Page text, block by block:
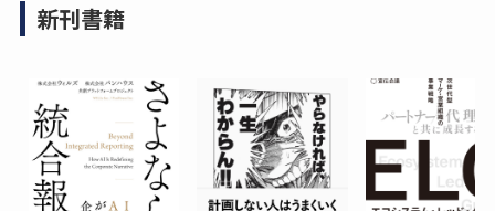
新刊書籍